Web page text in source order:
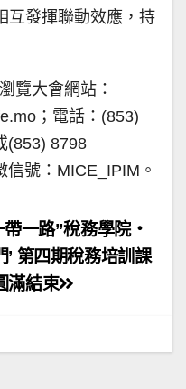
互發揮聯動效應，持
覽大會網站：
；電話：(853)
(853) 8798
號：MICE_IPIM。
帶一路”稅務學院‧
’ 第四期稅務培訓課
滿結束